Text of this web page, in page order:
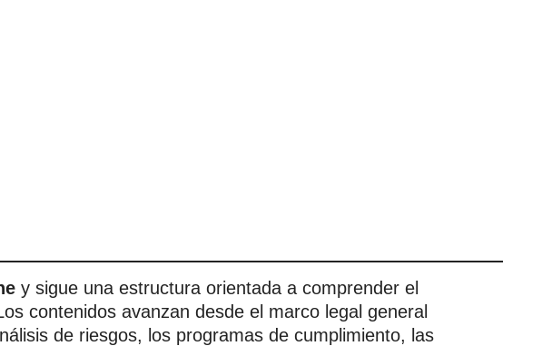
y sigue una estructura orientada a comprender el
contenidos avanzan desde el marco legal general
de riesgos, los programas de cumplimiento, las